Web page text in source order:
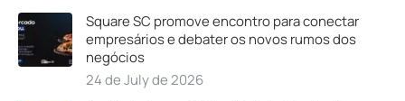
Square SC promove encontro para conectar
empresários e debater os novos rumos dos
negócios
24 de July de 2026